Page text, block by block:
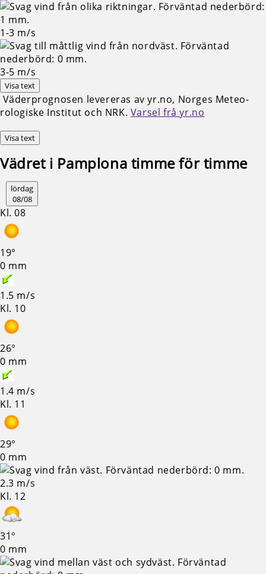
1-3 m/s
3-5 m/s
Visa text
Väderprognosen levereras av yr.no, Norges Meteo­
rologiske Institut och NRK. Varsel frå yr.no
Visa text
Vädret i Pamplona timme för timme
lördag
08/08
Kl. 08
19°
0 mm
1.5 m/s
Kl. 10
26°
0 mm
1.4 m/s
Kl. 11
29°
0 mm
2.3 m/s
Kl. 12
31°
0 mm